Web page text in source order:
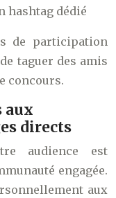
hashtag dédié
de participation
taguer des amis
concours.
aux
directs
audience est
engagée.
aux